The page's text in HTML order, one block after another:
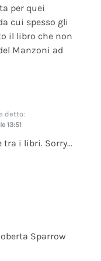
per quei
cui spesso gli
il libro che non
Manzoni ad
detto:
13:51
tra i libri. Sorry…
Sparrow